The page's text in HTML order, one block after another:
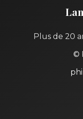
Plus de 20
©